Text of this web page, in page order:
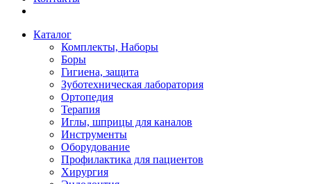
Каталог
Комплекты, Наборы
Боры
Гигиена, защита
Зуботехническая лаборатория
Ортопедия
Терапия
Иглы, шприцы для каналов
Инструменты
Оборудование
Профилактика для пациентов
Хирургия